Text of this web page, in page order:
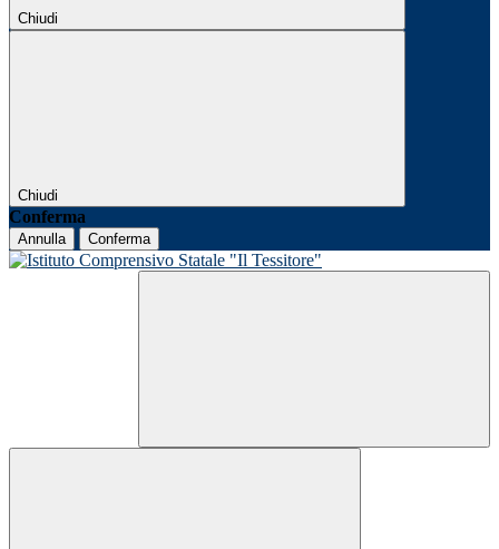
Chiudi
Chiudi
Conferma
Annulla Conferma